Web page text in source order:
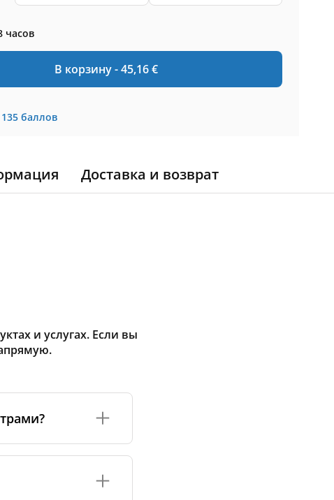
часов
В корзину -45,16 €
135 баллов
Доставка и возврат
и услугах. Если вы
соответствуют
и